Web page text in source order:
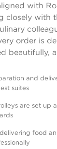
with
closely with
order is
beautifully,
and
suites
are set up
food